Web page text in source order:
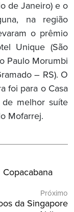
de Janeiro) e o
na região
o prêmio
Unique (São
Paulo Morumbi
– RS). O
foi para o Casa
de melhor suíte
Mofarrej.
Próximo
da Singapore